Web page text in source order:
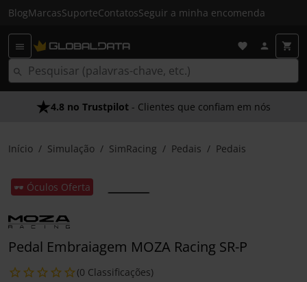
BlogMarcasSuporteContatosSeguir a minha encomenda
4.8 no Trustpilot - Clientes que confiam em nós
Início Simulação SimRacing Pedais Pedais
🕶️ Óculos Oferta
Pedal Embraiagem MOZA Racing SR-P
(0 Classificações)